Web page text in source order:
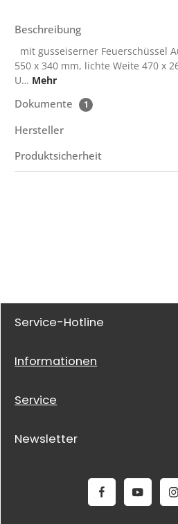
Beschreibung
mit gusseiserner Feuerschüssel
550 x 340 mm, lichte Weite 470 x
U… Mehr
Dokumente 1
Hersteller
Produktsicherheit
Service-Hotline
Informationen
Service
Newsletter